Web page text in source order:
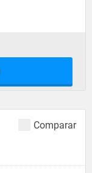
Comparar